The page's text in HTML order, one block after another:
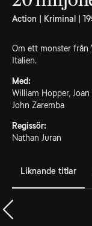
Action | Kriminal |
Om ett monster från
Italien.
Med:
William Hopper,
John Zaremba
Regissör:
Nathan Juran
Liknande titlar